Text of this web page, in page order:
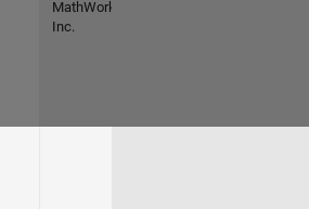
MathWorks,
Inc.